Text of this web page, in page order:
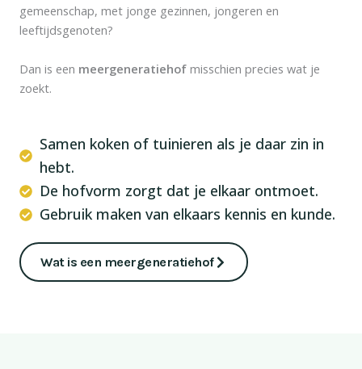
gemeenschap, met jonge gezinnen, jongeren en
leeftijdsgenoten?
Dan is een meergeneratiehof misschien precies wat je
zoekt.
Samen koken of tuinieren als je daar zin in
hebt.
De hofvorm zorgt dat je elkaar ontmoet.
Gebruik maken van elkaars kennis en kunde.
Wat is een meergeneratiehof